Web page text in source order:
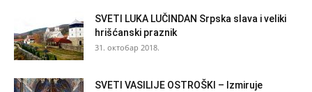
SVETI LUKA LUČINDAN Srpska slava i veliki
hrišćanski praznik
31. октобар 2018.
SVETI VASILIJE OSTROŠKI – Izmiruje